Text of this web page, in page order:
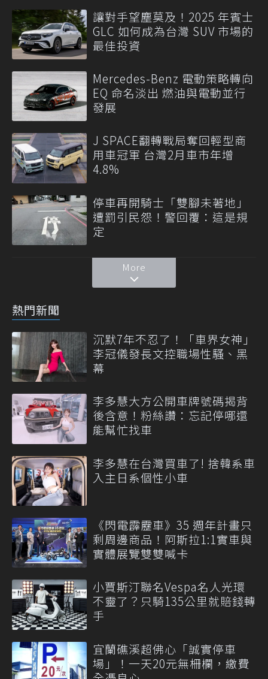
讓對手望塵莫及！2025 年賓士
GLC 如何成為台灣 SUV 市場的
最佳投資
Mercedes-Benz 電動策略轉向
EQ 命名淡出 燃油與電動並行
發展
J SPACE翻轉戰局奪回輕型商
用車冠軍 台灣2月車市年增
4.8%
停車再開騎士「雙腳未著地」
遭罰引民怨！警回覆：這是規
定
More
熱門新聞
沉默7年不忍了！「車界女神」
李冠儀發長文控職場性騷、黑
幕
李多慧大方公開車牌號碼揭背
後含意！粉絲讚：忘記停哪還
能幫忙找車
李多慧在台灣買車了! 捨韓系車
入主日系個性小車
《閃電霹靂車》35 週年計畫只
剩周邊商品！阿斯拉1:1實車與
實體展覽雙雙喊卡
小賈斯汀聯名Vespa名人光環
不靈了？只騎135公里就賠錢轉
手
宜蘭礁溪超佛心「誠實停車
場」！一天20元無柵欄，繳費